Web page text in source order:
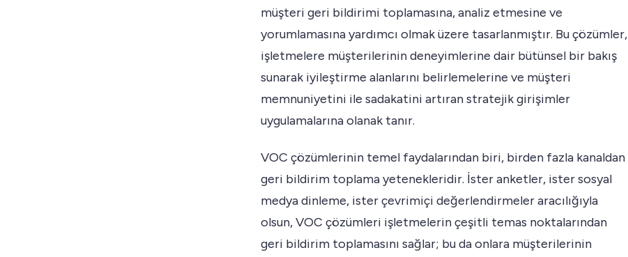
müşteri geri bildirimi toplamasına, analiz etmesine ve
yorumlamasına yardımcı olmak üzere tasarlanmıştır. Bu çözümler,
işletmelere müşterilerinin deneyimlerine dair bütünsel bir bakış
sunarak iyileştirme alanlarını belirlemelerine ve müşteri
memnuniyetini ile sadakatini artıran stratejik girişimler
uygulamalarına olanak tanır.
VOC çözümlerinin temel faydalarından biri, birden fazla kanaldan
geri bildirim toplama yetenekleridir. İster anketler, ister sosyal
medya dinleme, ister çevrimiçi değerlendirmeler aracılığıyla
olsun, VOC çözümleri işletmelerin çeşitli temas noktalarından
geri bildirim toplamasını sağlar; bu da onlara müşterilerinin